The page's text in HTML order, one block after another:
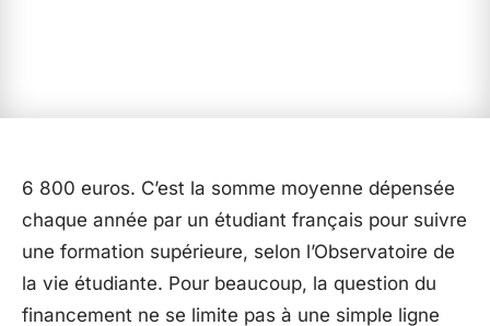
6 800 euros. C’est la somme moyenne dépensée
chaque année par un étudiant français pour suivre
une formation supérieure, selon l’Observatoire de
la vie étudiante. Pour beaucoup, la question du
financement ne se limite pas à une simple ligne